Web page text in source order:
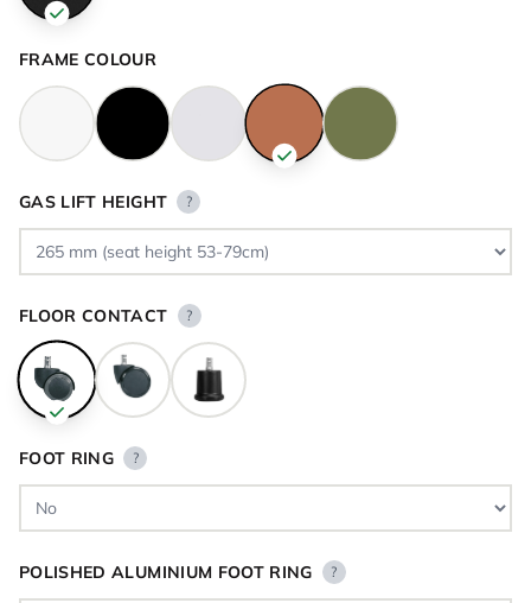
FRAME COLOUR
GAS LIFT HEIGHT ?
FLOOR CONTACT ?
FOOT RING ?
POLISHED ALUMINIUM FOOT RING ?